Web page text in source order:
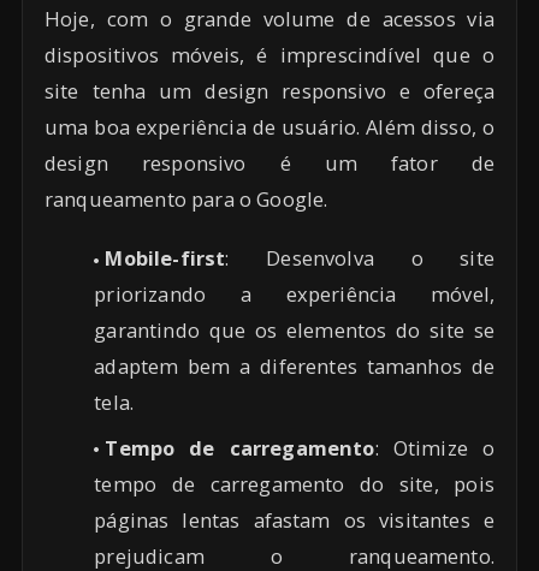
Hoje, com o grande volume de acessos via
dispositivos móveis, é imprescindível que o
site tenha um design responsivo e ofereça
uma boa experiência de usuário. Além disso, o
design responsivo é um fator de
ranqueamento para o Google.
Mobile-first: Desenvolva o site
priorizando a experiência móvel,
garantindo que os elementos do site se
adaptem bem a diferentes tamanhos de
tela.
Tempo de carregamento: Otimize o
tempo de carregamento do site, pois
páginas lentas afastam os visitantes e
prejudicam o ranqueamento.